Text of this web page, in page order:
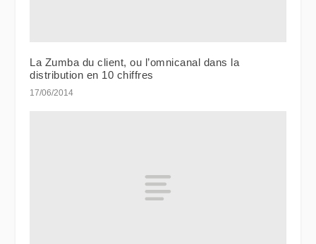
La Zumba du client, ou l’omnicanal dans la
distribution en 10 chiffres
17/06/2014